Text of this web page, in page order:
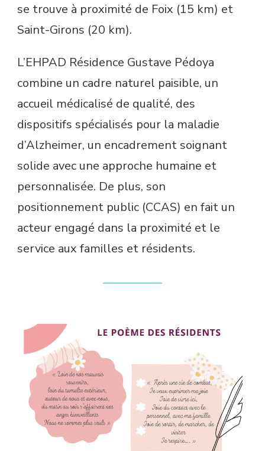
se trouve à proximité de Foix (15 km) et
Saint-Girons (20 km).
L’EHPAD Résidence Gustave Pédoya
combine un cadre naturel paisible, un
accueil médicalisé de qualité, des
dispositifs spécialisés pour la maladie
d’Alzheimer, un encadrement soignant
solide avec une approche humaine et
personnalisée. De plus, son
positionnement public (CCAS) en fait un
acteur engagé dans la proximité et le
service aux familles et résidents.